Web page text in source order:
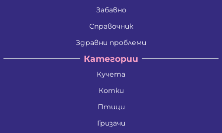
Забавно
Справочник
Здравни проблеми
Категории
Кучета
Котки
Птици
Гризачи